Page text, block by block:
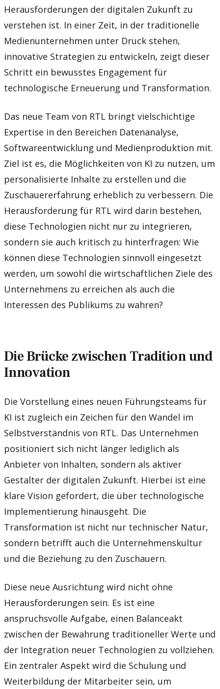
Herausforderungen der digitalen Zukunft zu
verstehen ist. In einer Zeit, in der traditionelle
Medienunternehmen unter Druck stehen,
innovative Strategien zu entwickeln, zeigt dieser
Schritt ein bewusstes Engagement für
technologische Erneuerung und Transformation.
Das neue Team von RTL bringt vielschichtige
Expertise in den Bereichen Datenanalyse,
Softwareentwicklung und Medienproduktion mit.
Ziel ist es, die Möglichkeiten von KI zu nutzen, um
personalisierte Inhalte zu erstellen und die
Zuschauererfahrung erheblich zu verbessern. Die
Herausforderung für RTL wird darin bestehen,
diese Technologien nicht nur zu integrieren,
sondern sie auch kritisch zu hinterfragen: Wie
können diese Technologien sinnvoll eingesetzt
werden, um sowohl die wirtschaftlichen Ziele des
Unternehmens zu erreichen als auch die
Interessen des Publikums zu wahren?
Die Brücke zwischen Tradition und
Innovation
Die Vorstellung eines neuen Führungsteams für
KI ist zugleich ein Zeichen für den Wandel im
Selbstverständnis von RTL. Das Unternehmen
positioniert sich nicht länger lediglich als
Anbieter von Inhalten, sondern als aktiver
Gestalter der digitalen Zukunft. Hierbei ist eine
klare Vision gefordert, die über technologische
Implementierung hinausgeht. Die
Transformation ist nicht nur technischer Natur,
sondern betrifft auch die Unternehmenskultur
und die Beziehung zu den Zuschauern.
Diese neue Ausrichtung wird nicht ohne
Herausforderungen sein. Es ist eine
anspruchsvolle Aufgabe, einen Balanceakt
zwischen der Bewahrung traditioneller Werte und
der Integration neuer Technologien zu vollziehen.
Ein zentraler Aspekt wird die Schulung und
Weiterbildung der Mitarbeiter sein, um